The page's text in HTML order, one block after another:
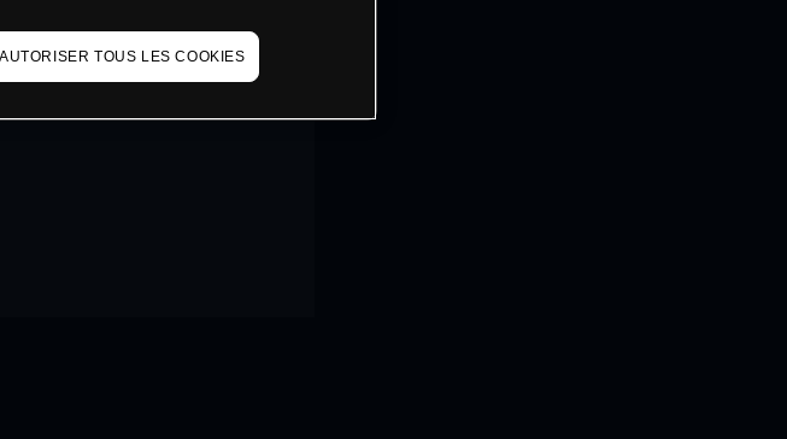
AUTORISER TOUS LES COOKIES